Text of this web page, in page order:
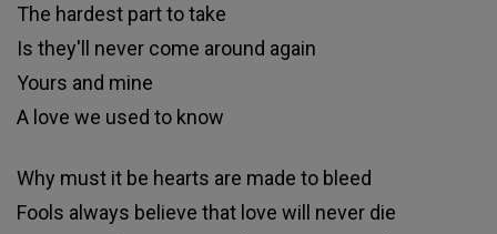
The hardest part to take
Is they'll never come around again
Yours and mine
A love we used to know
Why must it be hearts are made to bleed
Fools always believe that love will never die